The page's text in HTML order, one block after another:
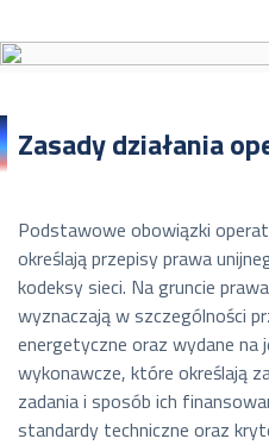
Zasady działania
Podstawowe obowiązki
określają przepisy prawa
kodeksy sieci. Na gruncie
wyznaczają w szczególności
energetyczne oraz wydane na
wykonawcze, które określają
zadania i sposób ich
standardy techniczne oraz